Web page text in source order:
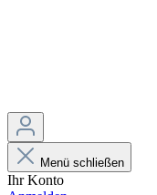
Menü schließen
Ihr Konto